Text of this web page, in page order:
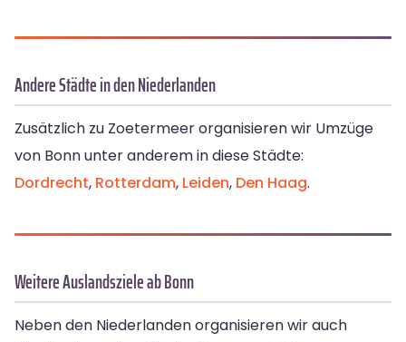
Andere Städte in den Niederlanden
Zusätzlich zu Zoetermeer organisieren wir Umzüge
von Bonn unter anderem in diese Städte:
Dordrecht, Rotterdam, Leiden, Den Haag.
Weitere Auslandsziele ab Bonn
Neben den Niederlanden organisieren wir auch